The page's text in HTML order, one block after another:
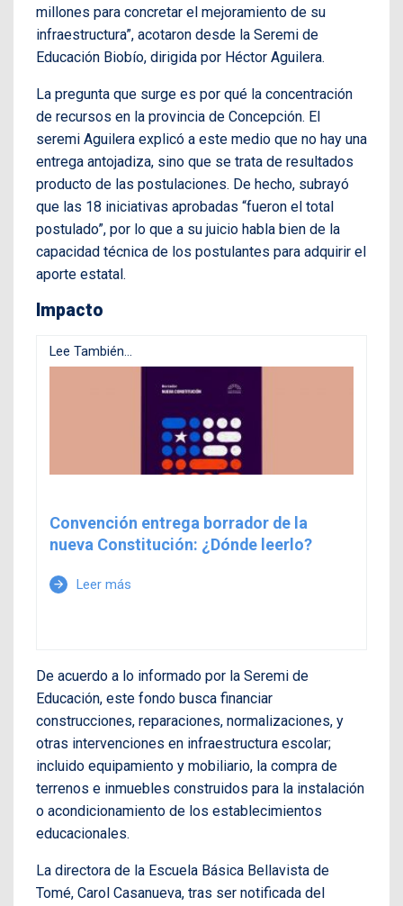
millones para concretar el mejoramiento de su
infraestructura”, acotaron desde la Seremi de
Educación Biobío, dirigida por Héctor Aguilera.
La pregunta que surge es por qué la concentración
de recursos en la provincia de Concepción. El
seremi Aguilera explicó a este medio que no hay una
entrega antojadiza, sino que se trata de resultados
producto de las postulaciones. De hecho, subrayó
que las 18 iniciativas aprobadas “fueron el total
postulado”, por lo que a su juicio habla bien de la
capacidad técnica de los postulantes para adquirir el
aporte estatal.
Impacto
Lee También...
Convención entrega borrador de la
nueva Constitución: ¿Dónde leerlo?
arrow_forward Leer más
De acuerdo a lo informado por la Seremi de
Educación, este fondo busca financiar
construcciones, reparaciones, normalizaciones, y
otras intervenciones en infraestructura escolar;
incluido equipamiento y mobiliario, la compra de
terrenos e inmuebles construidos para la instalación
o acondicionamiento de los establecimientos
educacionales.
La directora de la Escuela Básica Bellavista de
Tomé, Carol Casanueva, tras ser notificada del